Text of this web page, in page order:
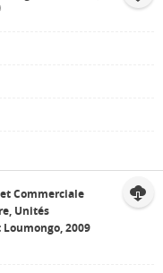
Commerciale
Unités
2009